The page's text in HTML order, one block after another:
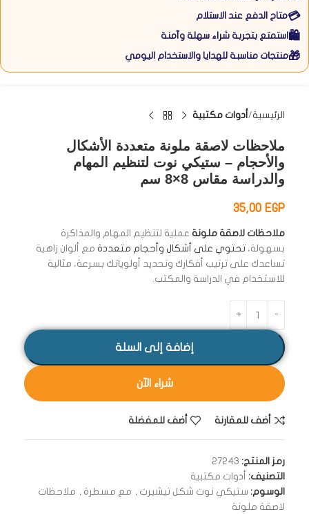
💳متاح الدفع عند الاستلام
🛍️ استمتع بتجربة شراء سهلة وآمنة
🎁منتجات مناسبة للهدايا والاستخدام اليومي
الرئيسية أدوات مكتبية
ملاحظات لاصقة ملونة متعددة الأشكال
والأحجام – ستيكي نوت لتنظيم المهام
والدراسة مقاس 8×8 سم
35,00 EGP
ملاحظات لاصقة ملونة عملية لتنظيم المهام والمذاكرة
بسهولة، تحتوي على أشكال وأحجام متعددة مع ألوان زاهية
تساعدك على ترتيب أفكارك وتحديد أولوياتك بسرعة، مثالية
للاستخدام في الدراسة والمكتب.
إضافة إلى السلة
شراء الآن
أضف للمقارنة أضف للمفضلة
رمز المنتج: 27243
التصنيف: أدوات مكتبية
الوسوم: ستيكي نوت شكل تيشيرت , مع مسطرة , ملاحظات
لاصقة ملونة